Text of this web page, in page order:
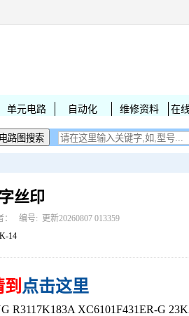
单元电路 自动化 维修资料 在
丝印
： 编号: 更新20260807 013359
14
点击这里
R3117K183A XC6101F431ER-G